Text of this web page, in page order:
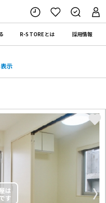
R-STOREとは 採用情報
示
〉